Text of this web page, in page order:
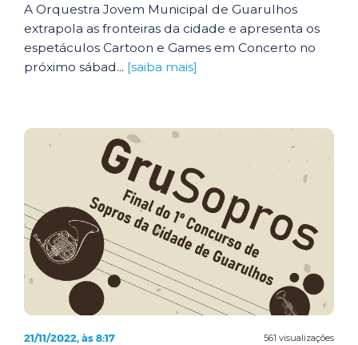
A Orquestra Jovem Municipal de Guarulhos
extrapola as fronteiras da cidade e apresenta os
espetáculos Cartoon e Games em Concerto no
próximo sábad... [saiba mais]
561 visualizações
21/11/2022, às 8:17